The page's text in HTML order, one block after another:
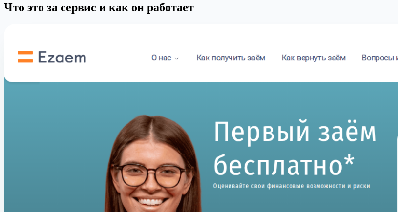
Что это за сервис и как он работает